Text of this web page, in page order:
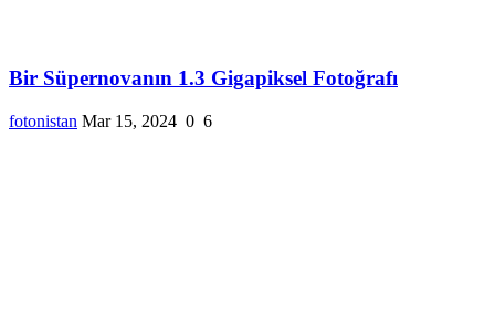
Bir Süpernovanın 1.3 Gigapiksel Fotoğrafı
fotonistan Mar 15, 2024 0 6